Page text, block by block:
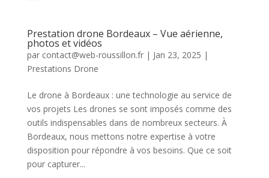
Prestation drone Bordeaux – Vue aérienne,
photos et vidéos
par contact@web-roussillon.fr| Jan 23, 2025 |
Prestations Drone
Le drone à Bordeaux : une technologie au service de
vos projets Les drones se sont imposés comme des
outils indispensables dans de nombreux secteurs. À
Bordeaux, nous mettons notre expertise à votre
disposition pour répondre à vos besoins. Que ce soit
pour capturer...